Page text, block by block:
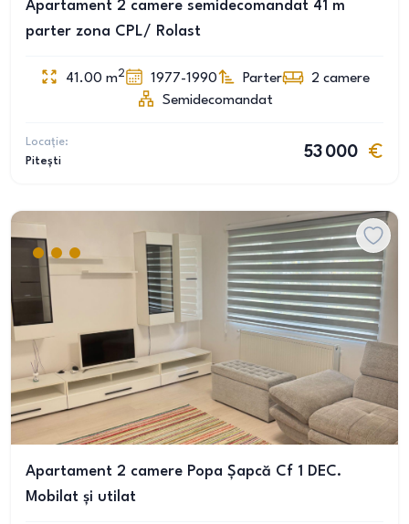
Apartament 2 camere semidecomandat 41 m
parter zona CPL/ Rolast
41.00 m2 1977-1990 Parter 2 camere
Semidecomandat
Locație:
Pitești
53 000
Apartament 2 camere Popa Șapcă Cf 1 DEC.
Mobilat și utilat